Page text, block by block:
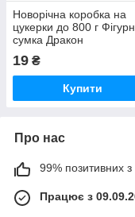
Новорічна коробка на
цукерки до 800 г
сумка Дракон
19 ₴
Купити
Про нас
99% позитивних з
Працює з